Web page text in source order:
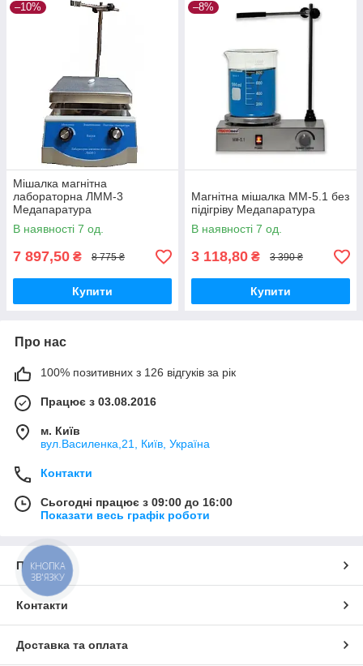
–10%
Мішалка магнітна
лабораторна ЛММ-3
Медапаратура
В наявності 7 од.
7 897,50 ₴ 8 775 ₴
Купити
–8%
Магнітна мішалка ММ-5.1 без
підігріву Медапаратура
В наявності 7 од.
3 118,80 ₴ 3 390 ₴
Купити
Про нас
100% позитивних з 126 відгуків за рік
Працює з 03.08.2016
м. Київ
вул.Василенка,21, Київ, Україна
Контакти
Сьогодні працює з 09:00 до 16:00
Показати весь графік роботи
Про нас
Контакти
Доставка та оплата
КНОПКА
ЗВ'ЯЗКУ